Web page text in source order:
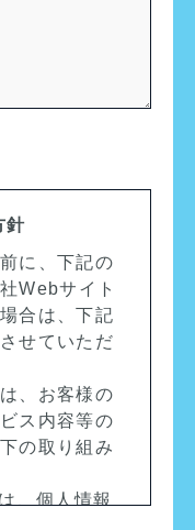
針
に、下記の
Webサイト
合は、下記
せていただ
、お客様の
ス内容等の
の取り組み
、個人情報